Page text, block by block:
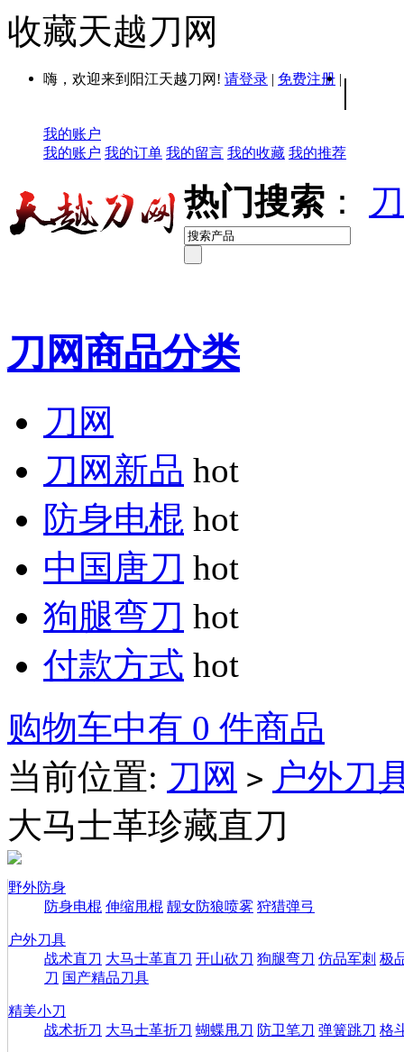
收藏天越刀网
嗨，欢迎来到阳江天越刀网! 请登录 | 免费注册 | |
我的账户
我的账户 我的订单 我的留言 我的收藏 我的推荐
热门搜索 ：
刀网商品分类
刀网
刀网新品 hot
防身电棍 hot
中国唐刀 hot
狗腿弯刀 hot
付款方式 hot
购物车中有 0 件商品
当前位置: 刀网 > 户外刀
大马士革珍藏直刀
野外防身
防身电棍 伸缩甩棍 靓女防狼喷雾 狩猎弹弓
户外刀具
战术直刀 大马士革直刀 开山砍刀 狗腿弯刀 仿品军刺 极
刀 国产精品刀具
精美小刀
战术折刀 大马士革折刀 蝴蝶甩刀 防卫笔刀 弹簧跳刀 格